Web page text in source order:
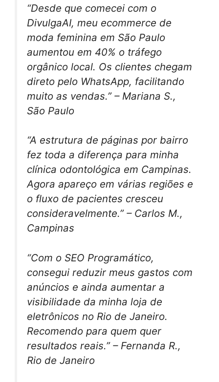
“Desde que comecei com o
DivulgaAI, meu ecommerce de
moda feminina em São Paulo
aumentou em 40% o tráfego
orgânico local. Os clientes chegam
direto pelo WhatsApp, facilitando
muito as vendas.” – Mariana S.,
São Paulo
“A estrutura de páginas por bairro
fez toda a diferença para minha
clínica odontológica em Campinas.
Agora apareço em várias regiões e
o fluxo de pacientes cresceu
consideravelmente.” – Carlos M.,
Campinas
“Com o SEO Programático,
consegui reduzir meus gastos com
anúncios e ainda aumentar a
visibilidade da minha loja de
eletrônicos no Rio de Janeiro.
Recomendo para quem quer
resultados reais.” – Fernanda R.,
Rio de Janeiro